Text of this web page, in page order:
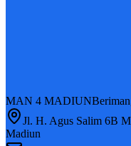
MAN 4 MADIUN
Jl. H. Agus Salim 6B
Madiun